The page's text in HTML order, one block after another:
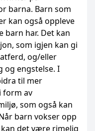
barna. Barn som
kan også oppleve
barn har. Det kan
som igjen kan gi
og/eller
og engstelse. I
til mer
form av
som også kan
barn vokser opp
det være rimelig